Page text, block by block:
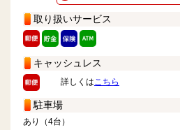
取り扱いサービス
キャッシュレス
詳しくはこちら
駐車場
あり（4台）